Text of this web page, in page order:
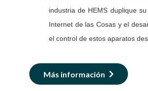
industria de HEMS duplique
Internet de las Cosas y el
el control de estos aparatos
Más información